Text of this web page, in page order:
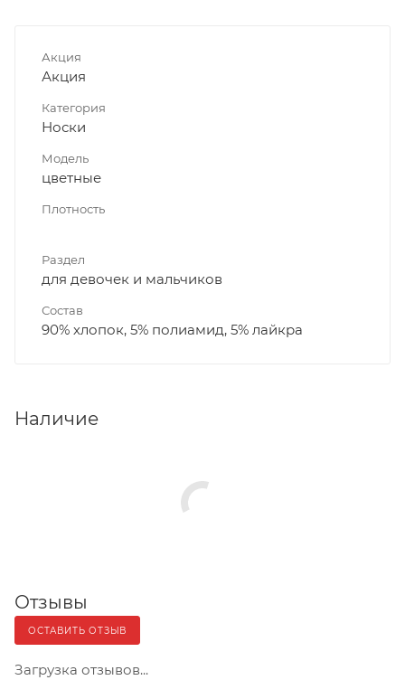
Акция
Акция
Категория
Носки
Модель
цветные
Плотность
Раздел
для девочек и мальчиков
Состав
90% хлопок, 5% полиамид, 5% лайкра
Наличие
Отзывы
ОСТАВИТЬ ОТЗЫВ
Загрузка отзывов...